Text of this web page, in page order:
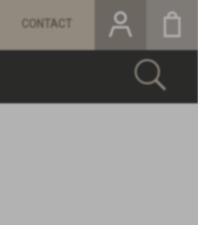
CONTACT